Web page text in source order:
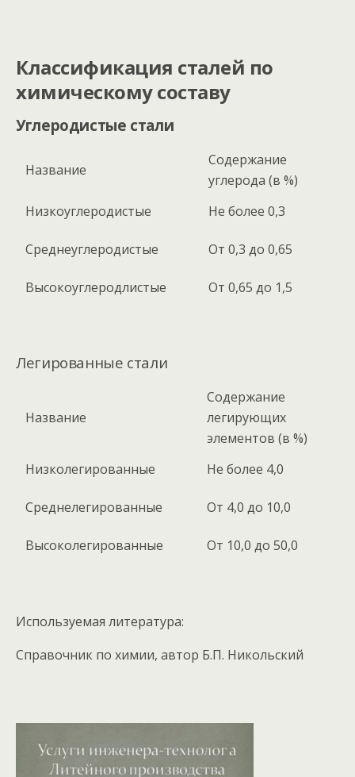
Классификация сталей по
химическому составу
Углеродистые стали
Название
Содержание
углерода (в %)
Низкоуглеродистые
Не более 0,3
Среднеуглеродистые От 0,3 до 0,65
Высокоуглеродлистые От 0,65 до 1,5
Легированные стали
Название
Содержание
легирующих
элементов (в %)
Низколегированные
Не более 4,0
Среднелегированные От 4,0 до 10,0
Высоколегированные От 10,0 до 50,0
Используемая литература:
Справочник по химии, автор Б.П. Никольский